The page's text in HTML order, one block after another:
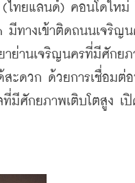
ทยแลนด์) คอนโดใหม่
มีทางเข้าติดถนนเจริญ
าย่านเจริญนครที่มีศักย
ะดวก ด้วยการเชื่อมต่
มีศักยภาพเติบโตสูง เปิ